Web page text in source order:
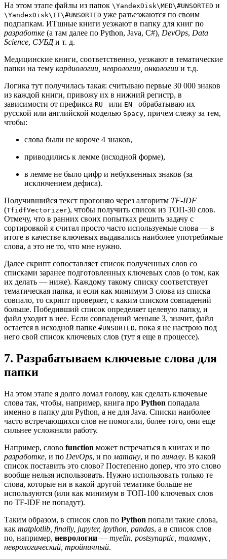
На этом этапе файлы из папок \YandexDisk\MED\#UNSORTED и
\YandexDisk\IT\#UNSORTED уже разъезжаются по своим
подпапкам. ИТшные книги уезжают в папку для книг по
разработке (а там далее по Python, Java, C#), DevOps, Data
Science, СУБДи т. д.
Медицинские книги, соответственно, уезжают в тематические
папки на тему кардиологии, неврологии, онкологии и т.д.
Логика тут получилась такая: считываю первые 30 000 знаков
из каждой книги, привожу их в нижний регистр, в
зависимости от префикса RU_ или EN_
обрабатываю их
русской или английской моделью Spacy, причем слежу за тем,
чтобы:
слова были не короче 4 знаков,
приводились к лемме (исходной форме),
в лемме не было цифр и небуквенных знаков (за
исключением дефиса).
Получившийся текст прогоняю через алгоритм TF-IDF
(TfidfVectorizer), чтобы получить список из ТОП-30 слов.
Отмечу, что в ранних своих попытках решить задачу с
сортировкой я считал просто часто используемые слова — в
итоге в качестве ключевых выдавались наиболее употребимые
слова, а это не то, что мне нужно.
Далее скрипт сопоставляет список полученных слов со
списками заранее подготовленных ключевых слов (о том, как
их делать — ниже). Каждому такому списку соответствует
тематическая папка, и если как минимум 3 слова из списка
совпало, то скрипт проверяет, с каким списком совпадений
больше. Победивший список определяет целевую папку, и
файл уходит в нее. Если совпадений меньше 3, значит, файл
остается в исходной папке #UNSORTED, пока я не настрою под
него свой список ключевых слов (тут я еще в процессе).
7. Разрабатываем ключевые слова для
папки
На этом этапе я долго ломал голову, как сделать ключевые
слова так, чтобы, например, книга про Python попадала
именно в папку для Python, а не для Java. Списки наиболее
часто встречающихся слов не помогали, более того, они еще
сильнее усложняли работу.
Например, слово function может встречаться в книгах и по
разработке, и по DevOps, и по матану, и по линалу. В какой
список поставить это слово? Постепенно допер, что это слово
вообще нельзя использовать. Нужно использовать только те
слова, которые ни в какой другой тематике больше не
используются (или как минимум в ТОП-100 ключевых слов
по TF-IDF не попадут).
Таким образом, в список слов по Python попали такие слова,
как matplotlib, finally, jupyter, ipython, pandas, а в список слов
по, например, неврологии — myelin, postsynaptic, таламус,
неврологический, тройничный.